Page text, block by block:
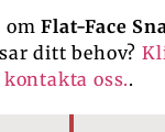
om Flat-Face
ditt behov?
kontakta oss..